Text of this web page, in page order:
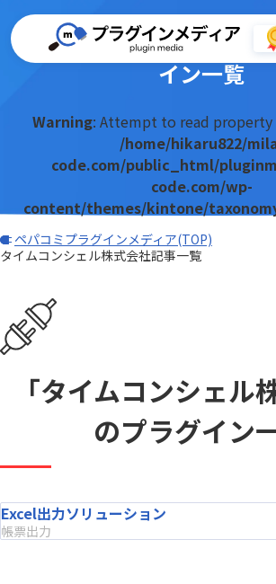
タイムコンシェル株式会
イン一覧
Warning: Attempt to read
/home/hikaru822/
code.com/public_html/
code.com/wp-
content/themes/kintone/
ペパコミプラグインメディア(TOP)
タイムコンシェル株式会社記事一覧
「タイムコンシェル
のプラグイン
Excel出力ソリューション
帳票出力